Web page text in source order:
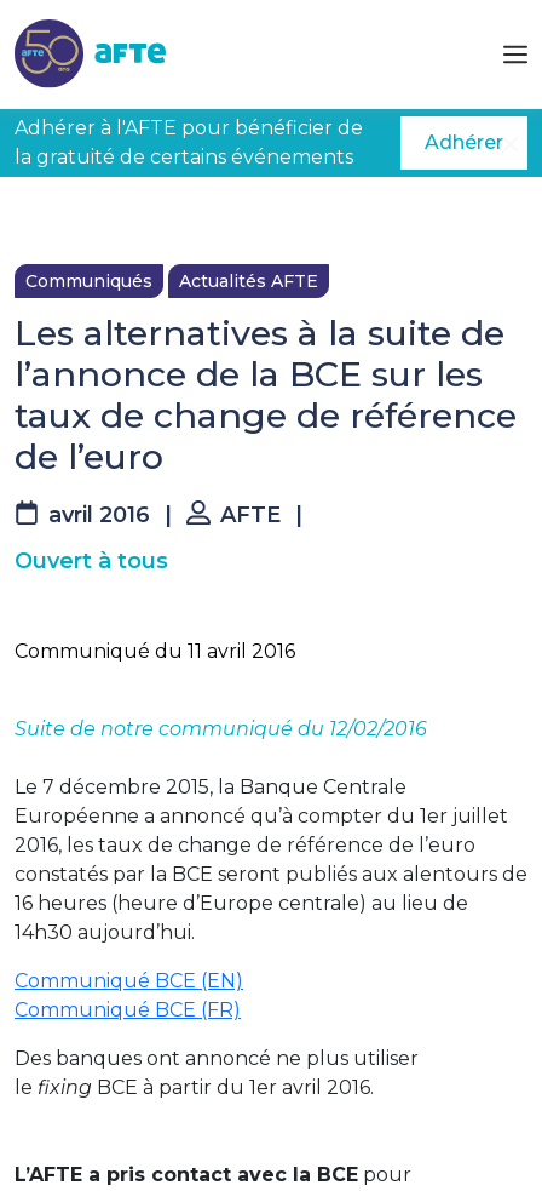
Adhérer à l'AFTE pour bénéficier de
la gratuité de certains événements
Adhérer
Communiqués Actualités AFTE
Les alternatives à la suite de
l’annonce de la BCE sur les
taux de change de référence
de l’euro
avril 2016 AFTE
Ouvert à tous
Communiqué du 11 avril 2016
Suite de notre communiqué du 12/02/2016
Le 7 décembre 2015, la Banque Centrale
Européenne a annoncé qu’à compter du 1er juillet
2016, les taux de change de référence de l’euro
constatés par la BCE seront publiés aux alentours de
16 heures (heure d’Europe centrale) au lieu de
14h30 aujourd’hui.
Communiqué BCE (EN)
Communiqué BCE (FR)
Des banques ont annoncé ne plus utiliser
le fixing BCE à partir du 1er avril 2016.
L’AFTE a pris contact avec la BCE pour